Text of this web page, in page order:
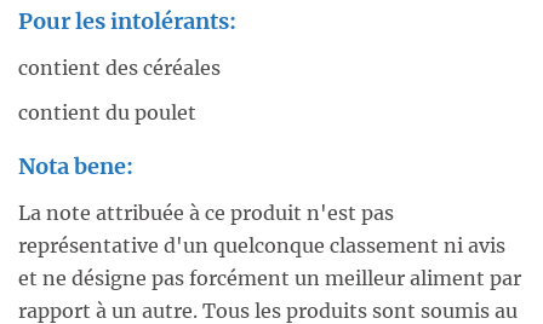
Pour les intolérants:
contient des céréales
contient du poulet
Nota bene:
La note attribuée à ce produit n'est pas
représentative d'un quelconque classement ni avis
et ne désigne pas forcément un meilleur aliment par
rapport à un autre. Tous les produits sont soumis au